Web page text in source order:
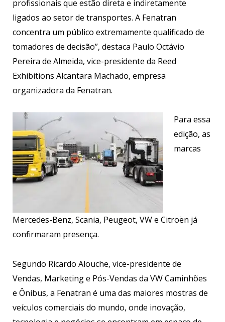
profissionais que estão direta e indiretamente
ligados ao setor de transportes. A Fenatran
concentra um público extremamente qualificado de
tomadores de decisão”, destaca Paulo Octávio
Pereira de Almeida, vice-presidente da Reed
Exhibitions Alcantara Machado, empresa
organizadora da Fenatran.
Para essa
edição, as
marcas
Mercedes-Benz, Scania, Peugeot, VW e Citroën já
confirmaram presença.
Segundo Ricardo Alouche, vice-presidente de
Vendas, Marketing e Pós-Vendas da VW Caminhões
e Ônibus, a Fenatran é uma das maiores mostras de
veículos comerciais do mundo, onde inovação,